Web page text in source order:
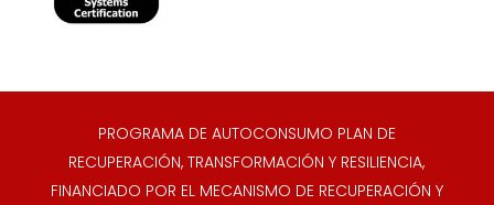
PROGRAMA DE AUTOCONSUMO PLAN DE
RECUPERACIÓN, TRANSFORMACIÓN Y RESILIENCIA,
FINANCIADO POR EL MECANISMO DE RECUPERACIÓN Y